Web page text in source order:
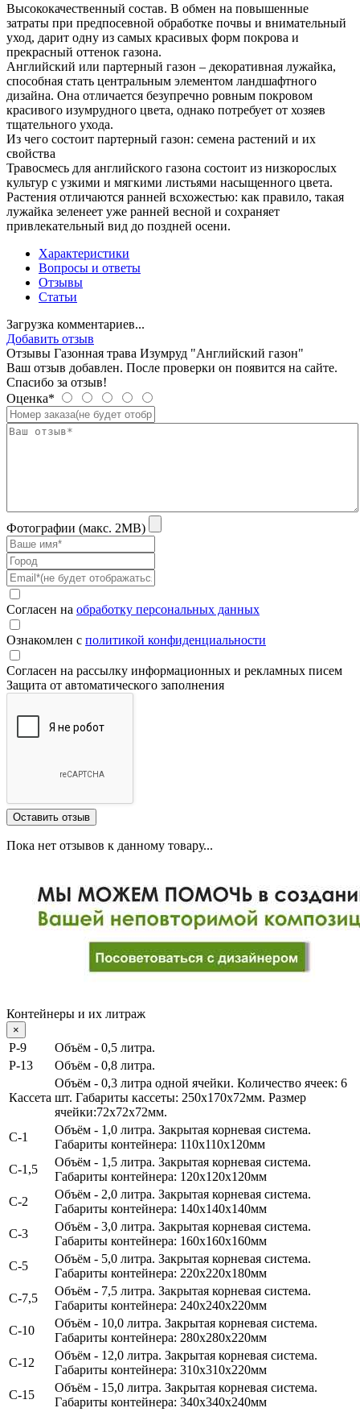
Высококачественный состав. В обмен на повышенные
затраты при предпосевной обработке почвы и внимательный
уход, дарит одну из самых красивых форм покрова и
прекрасный оттенок газона.
Английский или партерный газон – декоративная лужайка,
способная стать центральным элементом ландшафтного
дизайна. Она отличается безупречно ровным покровом
красивого изумрудного цвета, однако потребует от хозяев
тщательного ухода.
Из чего состоит партерный газон: семена растений и их
свойства
Травосмесь для английского газона состоит из низкорослых
культур с узкими и мягкими листьями насыщенного цвета.
Растения отличаются ранней всхожестью: как правило, такая
лужайка зеленеет уже ранней весной и сохраняет
привлекательный вид до поздней осени.
Характеристики
Вопросы и ответы
Отзывы
Статьи
Загрузка комментариев...
Добавить отзыв
Отзывы Газонная трава Изумруд "Английский газон"
Ваш отзыв добавлен. После проверки он появится на сайте.
Спасибо за отзыв!
Оценка*
Фотографии (макс. 2MB)
Согласен на обработку персональных данных
Ознакомлен с политикой конфиденциальности
Согласен на рассылку информационных и рекламных писем
Защита от автоматического заполнения
Пока нет отзывов к данному товару...
Контейнеры и их литраж
×
Р-9
Объём - 0,5 литра.
P-13
Объём - 0,8 литра.
Кассета
Объём - 0,3 литра одной ячейки. Количество ячеек: 6
шт. Габариты кассеты: 250х170х72мм. Размер
ячейки:72х72х72мм.
С-1
Объём - 1,0 литра. Закрытая корневая система.
Габариты контейнера: 110х110х120мм
С-1,5
Объём - 1,5 литра. Закрытая корневая система.
Габариты контейнера: 120х120х120мм
С-2
Объём - 2,0 литра. Закрытая корневая система.
Габариты контейнера: 140х140х140мм
С-3
Объём - 3,0 литра. Закрытая корневая система.
Габариты контейнера: 160х160х160мм
С-5
Объём - 5,0 литра. Закрытая корневая система.
Габариты контейнера: 220х220х180мм
С-7,5
Объём - 7,5 литра. Закрытая корневая система.
Габариты контейнера: 240х240х220мм
С-10
Объём - 10,0 литра. Закрытая корневая система.
Габариты контейнера: 280х280х220мм
С-12
Объём - 12,0 литра. Закрытая корневая система.
Габариты контейнера: 310х310х220мм
С-15
Объём - 15,0 литра. Закрытая корневая система.
Габариты контейнера: 340х340х240мм